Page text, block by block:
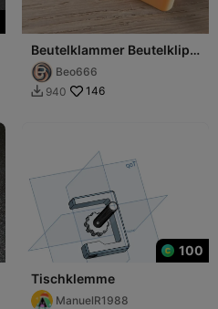
Beutelklammer Beutelklipp
Beutelverschluss
Beo666
 940 146
100
Tischklemme
ManuelR1988